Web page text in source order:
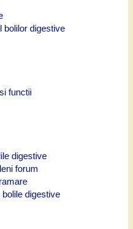
bolilor digestive
functii
digestive
forum
digestive